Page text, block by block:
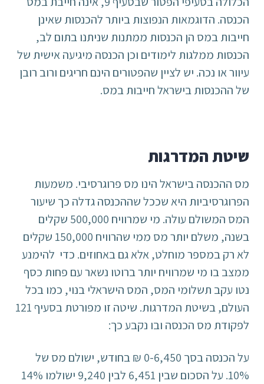
הכנסה. הדוגמאות הנפוצות ביותר להכנסות שאינן
חייבות במס הן הכנסות ממתנות שניתנו בתום לב,
הכנסות ממלגות לימודים וכן הכנסה מיגיעה אישית של
עיוור או נכה. יש לציין שהפטורים הינם חריגים ורוב רובן
של ההכנסות בישראל חייבות במס.
שיטת המדרגות
מס ההכנסה בישראל הינו מס פרוגרסיבי. משמעות
הפרוגרסיביות היא שככל שההכנסה גדלה כך שיעור
המס המשולם עולה. מי שמרוויח 500,000 שקלים
בשנה, משלם יותר מס ממי שהרוויח 150,000 שקלים
לא רק במספר מוחלט, אלא גם באחוזים. כדי להימנע
ממצב בו מי שמרוויח יותר ברוטו נשאר עם פחות כסף
נטו עקב תשלומי המס, המס הישראלי בנוי, כמו בכל
העולם, בשיטת המדרגות. שיטה זו מפורטת בסעיף 121
לפקודת מס הכנסה ובו נקבע כך:
על הכנסה בסך 0-6,450 ₪ בחודש, ישולם מס של
10%. על הסכום שבין 6,451 לבין 9,240 ישולמו 14%